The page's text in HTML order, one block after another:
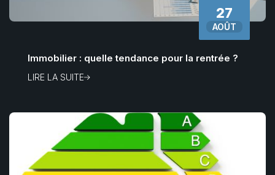
27
AOÛT
Immobilier : quelle tendance pour la rentrée ?
LIRE LA SUITE